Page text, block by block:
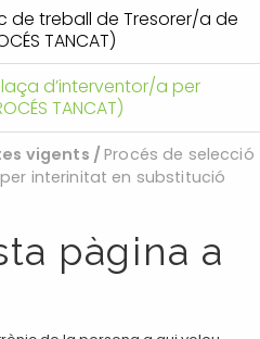
de treball de Tresorer/a de
TANCAT)
d’interventor/a per
TANCAT)
vigents /Procés de selecció
interinitat en substitució
pàgina a